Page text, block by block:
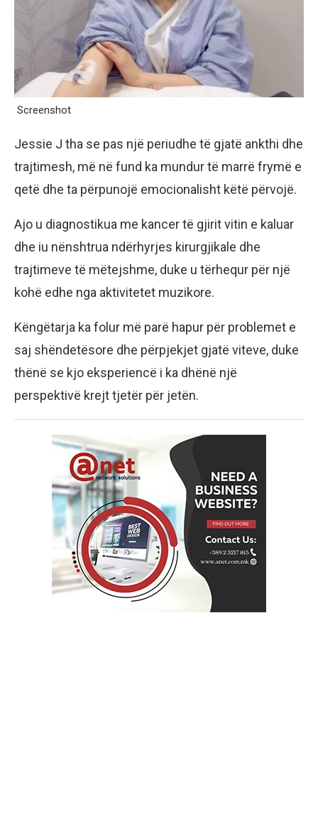
Screenshot
Jessie J tha se pas një periudhe të gjatë ankthi dhe
trajtimesh, më në fund ka mundur të marrë frymë e
qetë dhe ta përpunojë emocionalisht këtë përvojë.
Ajo u diagnostikua me kancer të gjirit vitin e kaluar
dhe iu nënshtrua ndërhyrjes kirurgjikale dhe
trajtimeve të mëtejshme, duke u tërhequr për një
kohë edhe nga aktivitetet muzikore.
Këngëtarja ka folur më parë hapur për problemet e
saj shëndetësore dhe përpjekjet gjatë viteve, duke
thënë se kjo eksperiencë i ka dhënë një
perspektivë krejt tjetër për jetën.